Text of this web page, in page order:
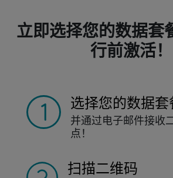
立即选择您的数据套
行前激活！
选择您的数据套
并通过电子邮件接收
点！
扫描二维码